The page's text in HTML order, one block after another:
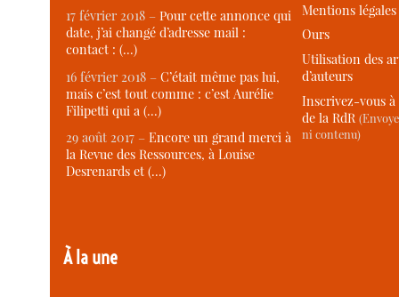
17 février 2018 –Pour cette annonce qui
date, j’ai changé d’adresse mail :
contact : (…)
16 février 2018 –C’était même pas lui,
mais c’est tout comme : c’est Aurélie
Filipetti qui a (…)
29 août 2017 –Encore un grand merci à
la Revue des Ressources, à Louise
Desrenards et (…)
À la une
Mentions légales
Ours
Utilisation des
d’auteurs
Inscrivez-vous
de la RdR
ni contenu)